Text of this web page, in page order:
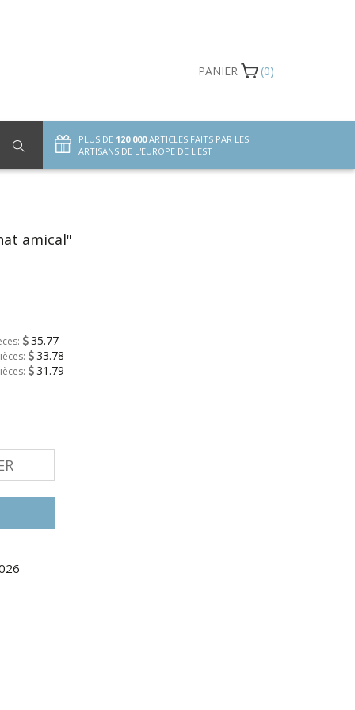
amical"
35.77
33.78
31.79
PANIER (0)
PLUS DE 120 000ARTICLES FAITS PAR LES
ARTISANS DE L'EUROPE DE L'EST